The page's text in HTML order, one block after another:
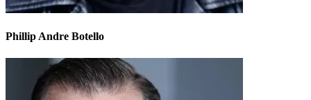
Phillip Andre Botello